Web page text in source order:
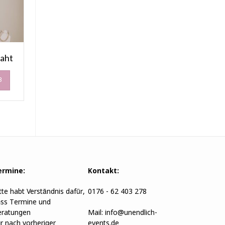
habt Verständnis dafür,
Termine und
Kontakt:
0176 - 62 403 278
Mail:info@unendlich-